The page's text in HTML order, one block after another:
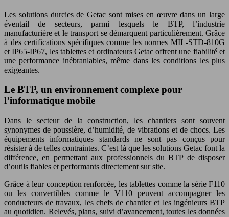
Les solutions durcies de Getac sont mises en œuvre dans un large
éventail de secteurs, parmi lesquels le BTP, l’industrie
manufacturière et le transport se démarquent particulièrement. Grâce
à des certifications spécifiques comme les normes MIL-STD-810G
et IP65-IP67, les tablettes et ordinateurs Getac offrent une fiabilité et
une performance inébranlables, même dans les conditions les plus
exigeantes.
Le BTP, un environnement complexe pour
l’informatique mobile
Dans le secteur de la construction, les chantiers sont souvent
synonymes de poussière, d’humidité, de vibrations et de chocs. Les
équipements informatiques standards ne sont pas conçus pour
résister à de telles contraintes. C’est là que les solutions Getac font la
différence, en permettant aux professionnels du BTP de disposer
d’outils fiables et performants directement sur site.
Grâce à leur conception renforcée, les tablettes comme la série F110
ou les convertibles comme le V110 peuvent accompagner les
conducteurs de travaux, les chefs de chantier et les ingénieurs BTP
au quotidien. Relevés, plans, suivi d’avancement, toutes les données